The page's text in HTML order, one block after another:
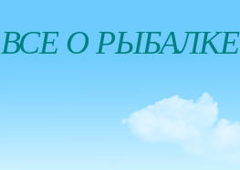
ВСЕ О РЫБАЛКЕ